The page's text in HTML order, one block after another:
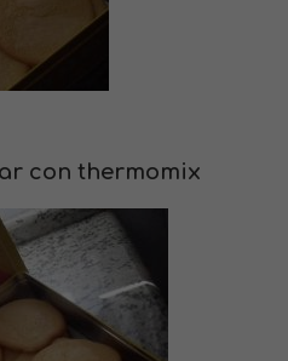
con thermomix